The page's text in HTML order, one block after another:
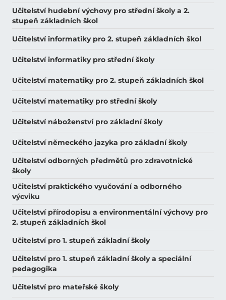
Učitelství hudební výchovy pro střední školy a 2.
stupeň základních škol
Učitelství informatiky pro 2. stupeň základních škol
Učitelství informatiky pro střední školy
Učitelství matematiky pro 2. stupeň základních škol
Učitelství matematiky pro střední školy
Učitelství náboženství pro základní školy
Učitelství německého jazyka pro základní školy
Učitelství odborných předmětů pro zdravotnické
školy
Učitelství praktického vyučování a odborného
výcviku
Učitelství přírodopisu a environmentální výchovy pro
2. stupeň základních škol
Učitelství pro 1. stupeň základní školy
Učitelství pro 1. stupeň základní školy a speciální
pedagogika
Učitelství pro mateřské školy